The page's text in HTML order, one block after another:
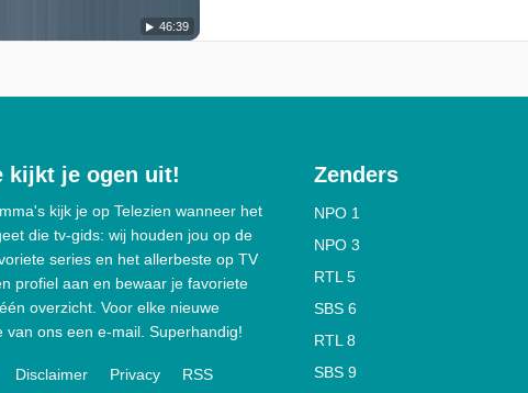
46:39
kijkt je ogen uit!
kijk je op Telezien wanneer het
die tv-gids: wij houden jou op de
series en het allerbeste op TV
profiel aan en bewaar je favoriete
overzicht. Voor elke nieuwe
van ons een e-mail. Superhandig!
Disclaimer Privacy RSS
Zenders
NPO 1
NPO 3
RTL 5
SBS 6
RTL 8
SBS 9